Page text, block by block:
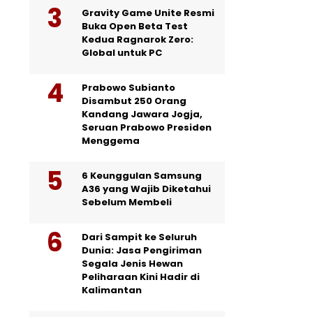
Gravity Game Unite Resmi
Buka Open Beta Test
Kedua Ragnarok Zero:
Global untuk PC
Prabowo Subianto
Disambut 250 Orang
Kandang Jawara Jogja,
Seruan Prabowo Presiden
Menggema
6 Keunggulan Samsung
A36 yang Wajib Diketahui
Sebelum Membeli
Dari Sampit ke Seluruh
Dunia: Jasa Pengiriman
Segala Jenis Hewan
Peliharaan Kini Hadir di
Kalimantan